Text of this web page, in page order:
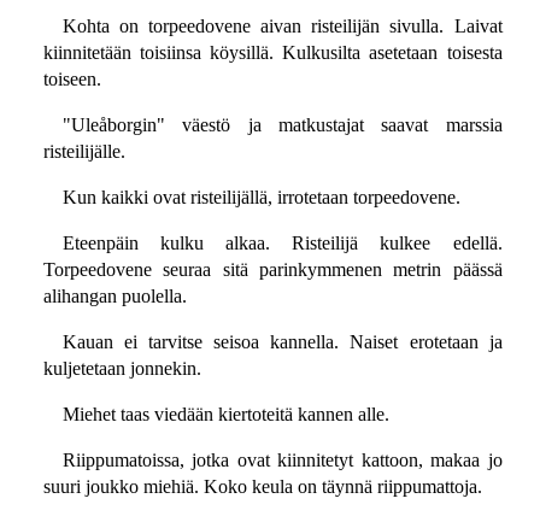
Kohta on torpeedovene aivan risteilijän sivulla. Laivat
kiinnitetään toisiinsa köysillä. Kulkusilta asetetaan toisesta
toiseen.
"Uleåborgin" väestö ja matkustajat saavat marssia
risteilijälle.
Kun kaikki ovat risteilijällä, irrotetaan torpeedovene.
Eteenpäin kulku alkaa. Risteilijä kulkee edellä.
Torpeedovene seuraa sitä parinkymmenen metrin päässä
alihangan puolella.
Kauan ei tarvitse seisoa kannella. Naiset erotetaan ja
kuljetetaan jonnekin.
Miehet taas viedään kiertoteitä kannen alle.
Riippumatoissa, jotka ovat kiinnitetyt kattoon, makaa jo
suuri joukko miehiä. Koko keula on täynnä riippumattoja.